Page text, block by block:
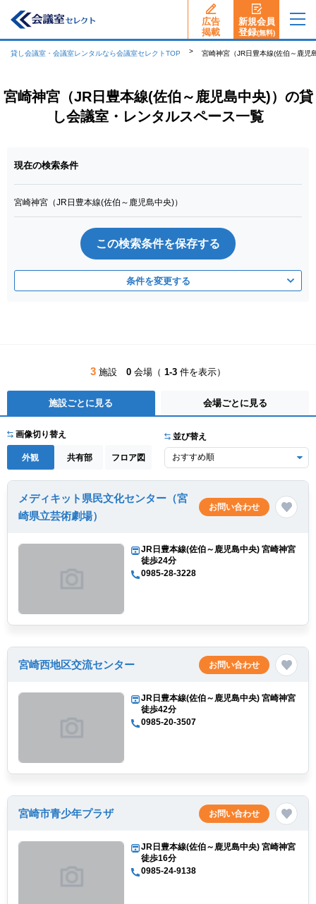
広告
揭載
新規会員
登録(無料)
貸し会議室・会議室レンタルなら会議室セレクトTOP 宮崎神宮（JR日豊本線(佐伯～鹿児
宮崎神宮（JR日豊本線(佐伯～鹿児島中央)）の貸
し会議室・レンタルスペース一覧
現在の検索条件
宮崎神宮（JR日豊本線(佐伯～鹿児島中央)）
この検索条件を保存する
条件を変更する
3 施設 0 会場（ 1-3 件を表示）
施設ごとに見る 会場ごとに見る
画像切り替え
外観 共有部 フロア図
並び替え
メディキット県民文化センター（宮
崎県立芸術劇場）
お問い合わせ
JR日豊本線(佐伯～鹿児島中央) 宮崎神宮
徒歩24分
0985-28-3228
宮崎西地区交流センター お問い合わせ
JR日豊本線(佐伯～鹿児島中央) 宮崎神宮
徒歩42分
0985-20-3507
宮崎市青少年プラザ お問い合わせ
JR日豊本線(佐伯～鹿児島中央) 宮崎神宮
徒歩16分
0985-24-9138